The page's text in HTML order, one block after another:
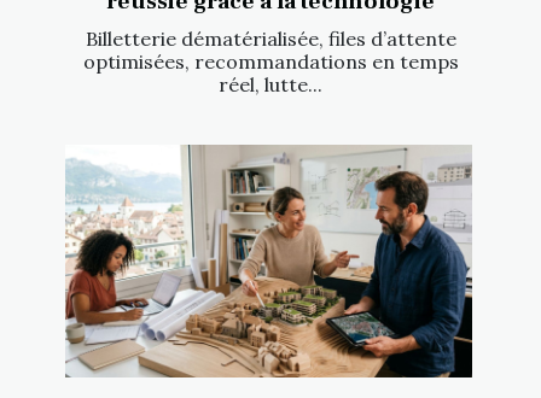
Billetterie dématérialisée, files d’attente
optimisées, recommandations en temps
réel, lutte...